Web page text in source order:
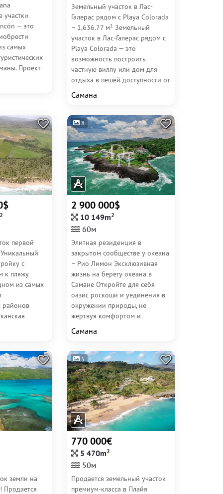
участки
— это
самых
Проект
в 4...
Земельный участок в Лас-
Галерас рядом с Playa Colorada
– 1,636.77 м² Земельный
участок в Лас-Галерас рядом с
Playa Colorada — это
возможность построить
частную виллу или дом для
отдыха в пешей доступности от
одного из самых...
Самана
2
первой
с
к пляжу
из самых
районов
8
2 900 000$
10 149m2
60м
Элитная резиденция в
закрытом сообществе у океана
– Рио Лимон Эксклюзивная
жизнь на берегу океана в
Самане Откройте для себя
оазис роскоши и уединения в
окружении природы, не
жертвуя комфортом и
современными удобствами. ✔
Престижные...
Самана
земли на
Продается
5
770 000€
5 470m2
50м
Продается земельный участок
премиум-класса в Плайя